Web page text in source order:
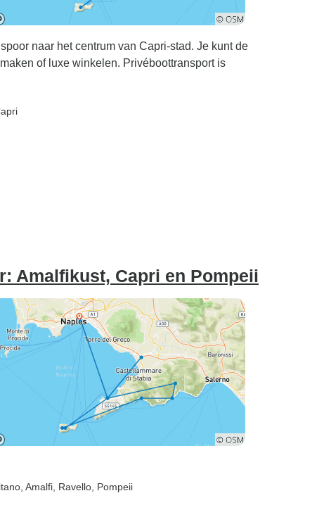
naar het centrum van Capri-stad. Je kunt de
of luxe winkelen. Privéboottransport is
Amalfikust, Capri en Pompeii
, Amalfi , Ravello , Pompeii